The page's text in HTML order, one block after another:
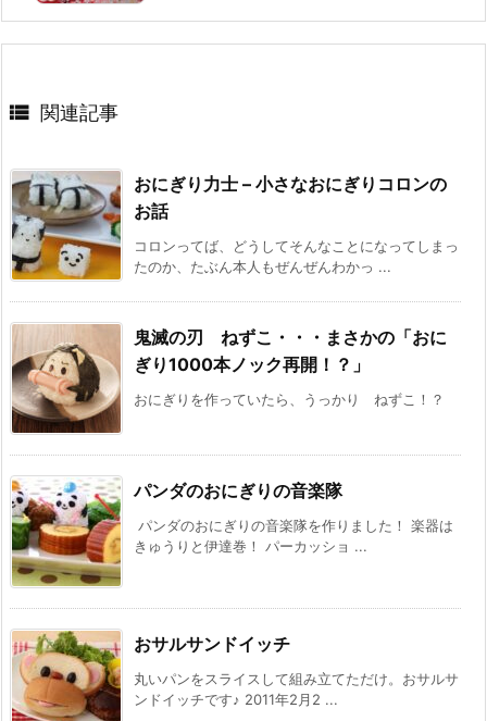
 関連記事
おにぎり力士 – 小さなおにぎりコロンの
お話
コロンってば、どうしてそんなことになってしまっ
たのか、たぶん本人もぜんぜんわかっ ...
鬼滅の刃 ねずこ・・・まさかの「おに
ぎり1000本ノック再開！？」
おにぎりを作っていたら、うっかり ねずこ！？
パンダのおにぎりの音楽隊
パンダのおにぎりの音楽隊を作りました！ 楽器は
きゅうりと伊達巻！ パーカッショ ...
おサルサンドイッチ
丸いパンをスライスして組み立てただけ。おサルサ
ンドイッチです♪ 2011年2月2 ...